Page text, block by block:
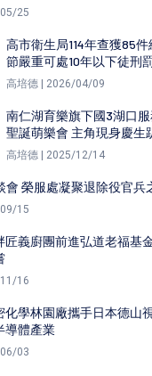
25
高市衛生局114年查獲85
節嚴重可處10年以下徒刑
高培德 | 2026/04/09
南仁湖育樂旗下國3湖口
聖誕萌樂會 主角現身慶生
高培德 | 2025/12/14
會 榮服處凝聚退除役官兵
15
匠義廚團前進弘道老福基
16
化學林園廠攜手日本德山
導體產業
03